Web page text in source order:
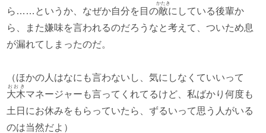
ら……というか、なぜか自分を目の敵
かたき
にしている後輩か
ら、また嫌味を言われるのだろうなと考えて、ついため息
が漏れてしまったのだ。
（ほかの人はなにも言わないし、気にしなくていいって
大木
おおき
マネージャーも言ってくれてるけど、私ばかり何度も
土日にお休みをもらっていたら、ずるいって思う人がいる
のは当然だよ）